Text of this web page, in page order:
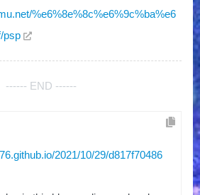
%e6%8e%8c%e6%9c%ba%e6
psp
------ END ------
2021/10/29/d817f70486